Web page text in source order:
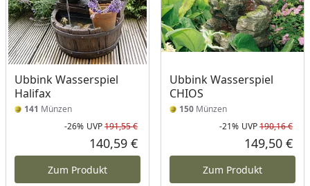
Ubbink Wasserspiel
Halifax
141 Münzen
Rabatt in Prozent
-26%
Ursprünglicher Preis
UVP191,55 €
Aktueller Preis
140,59 €
Zum Produkt
Ubbink Wasserspiel
CHIOS
150Münzen
-21% UVP190,16 €
149,50 €
Zum Produkt